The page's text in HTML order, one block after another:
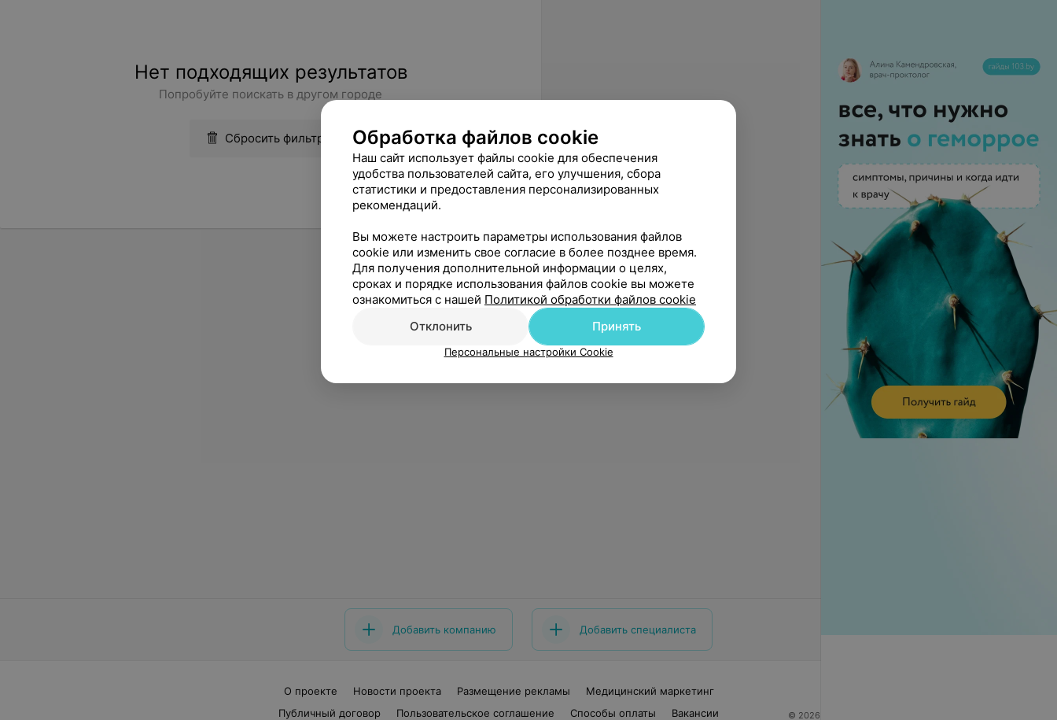
Нет подходящих результатов
Попробуйте поискать в другом городе
Сбросить фильтры
Добавить компанию Добавить специалиста
О проекте Новости проекта Размещение рекламы
Медицинский маркетинг
Публичный договор
Пользовательское соглашение Способы оплаты Вакансии © 2026 ООО «Артокс Лаб», УНП 191700409
Обработка файлов cookie
Наш сайт использует файлы cookie для обеспечения
удобства пользователей сайта, его улучшения, сбора
статистики и предоставления персонализированных
рекомендаций.
Вы можете настроить параметры использования файлов
cookie или изменить свое согласие в более позднее время.
Для получения дополнительной информации о целях,
сроках и порядке использования файлов cookie вы можете
ознакомиться с нашей Политикой обработки файлов cookie
Отклонить
Принять
Персональные настройки Cookie